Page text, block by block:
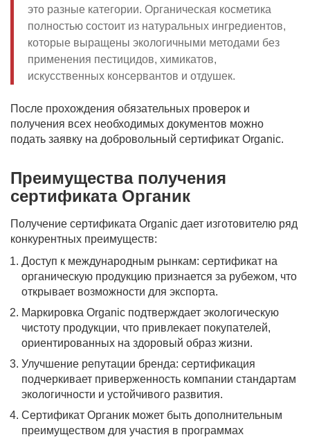
это разные категории. Органическая косметика
полностью состоит из натуральных ингредиентов,
которые выращены экологичными методами без
применения пестицидов, химикатов,
искусственных консервантов и отдушек.
После прохождения обязательных проверок и
получения всех необходимых документов можно
подать заявку на добровольный сертификат Organic.
Преимущества получения
сертификата Органик
Получение сертификата Organic дает изготовителю ряд
конкурентных преимуществ:
Доступ к международным рынкам: сертификат на
органическую продукцию признается за рубежом, что
открывает возможности для экспорта.
Маркировка Organic подтверждает экологическую
чистоту продукции, что привлекает покупателей,
ориентированных на здоровый образ жизни.
Улучшение репутации бренда: сертификация
подчеркивает приверженность компании стандартам
экологичности и устойчивого развития.
Сертификат Органик может быть дополнительным
преимуществом для участия в программах